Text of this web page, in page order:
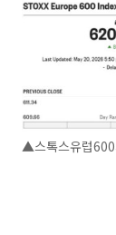
▲스톡스유럽